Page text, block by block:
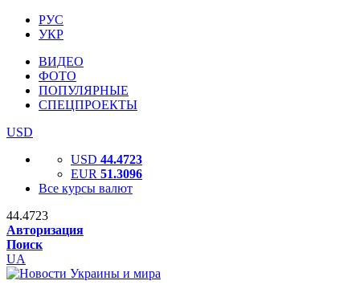
РУС
УКР
ВИДЕО
ФОТО
ПОПУЛЯРНЫЕ
СПЕЦПРОЕКТЫ
USD
USD 44.4723
EUR 51.3096
Все курсы валют
44.4723
Авторизация
Поиск
UA